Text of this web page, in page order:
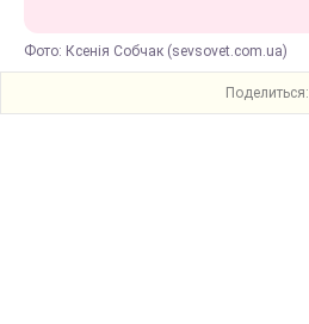
Фото: Ксенія Собчак (sevsovet.com.ua)
Поделиться: